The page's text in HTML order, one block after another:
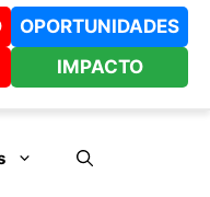
OPORTUNIDADES
IMPACTO